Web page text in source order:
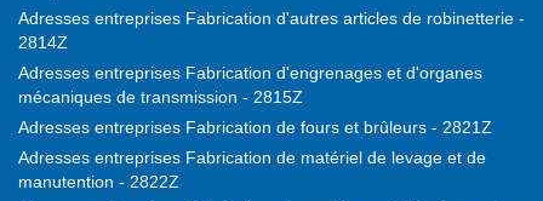
Adresses entreprises Fabrication d'autres articles de robinetterie -
2814Z
Adresses entreprises Fabrication d'engrenages et d'organes
mécaniques de transmission - 2815Z
Adresses entreprises Fabrication de fours et brûleurs - 2821Z
Adresses entreprises Fabrication de matériel de levage et de
manutention - 2822Z